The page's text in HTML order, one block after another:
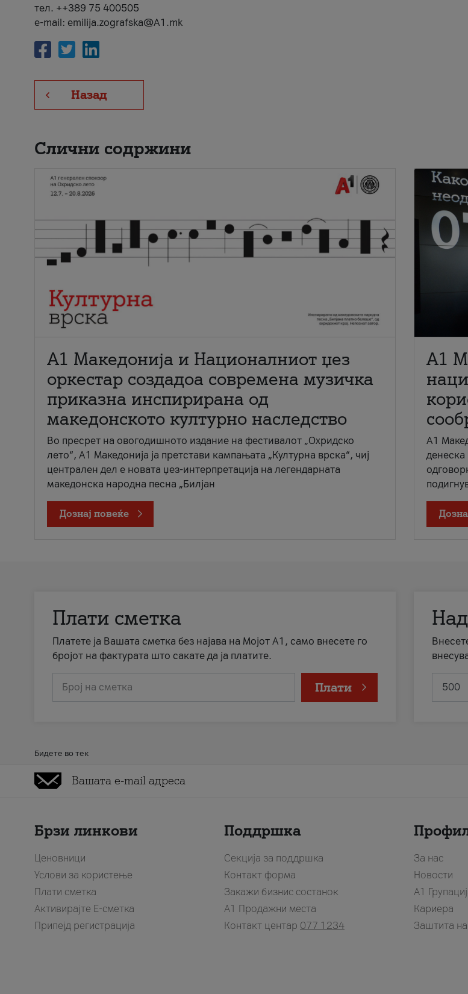
тел. ++389 75 400505
e-mail: emilija.zografska@A1.mk
Назад
Слични содржини
А1 Македонија и Националниот џез
оркестар создадоа современа музичка
приказна инспирирана од
македонското културно наследство
Во пресрет на овогодишното издание на фестивалот „Охридско
лето“, А1 Македонија ја претстави кампањата „Културна врска“, чиј
централен дел е новата џез-интерпретација на легендарната
македонска народна песна „Билјан
Дознај повеќе
A1
A1
денеска
Плати сметка
Платете ја Вашата сметка без најава на Мојот А1, само внесете го
бројот на фактурата што сакате да ја платите.
Број на сметка Плати
Бидете во тек
Брзи линкови
Ценовници
Услови за користење
Плати сметка
Активирајте Е-сметка
Припејд регистрација
Поддршка
Секција за поддршка
Контакт форма
Закажи бизнис состанок
A1 Продажни места
Контакт центар 077 1234
За нас
Новости
А1
Кариера
Заштита